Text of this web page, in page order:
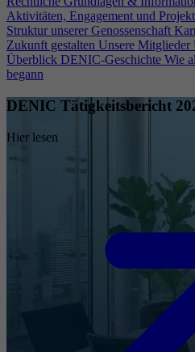
Aktivitäten, Engagement und
Struktur unserer Genossenschaft
Zukunft gestalten Unsere Mitglieder
Überblick DENIC-Geschichte Wie
begann
DENIC Tätigkeitsbericht
Hier lesen